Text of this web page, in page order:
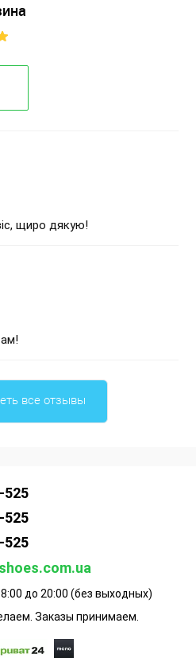
щиро дякую!
все отзывы
525
525
525
до 20:00 (без выходных)
Заказы принимаем.